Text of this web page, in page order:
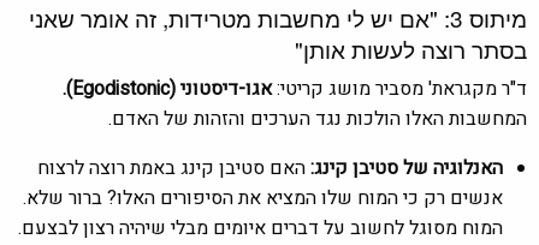
מיתוס 3: "אם יש לי מחשבות מטרידות, זה אומר שאני
בסתר רוצה לעשות אותן"
ד"ר מקגראת' מסביר מושג קריטי:אגו-דיסטוני (Egodistonic).
המחשבות האלו הולכות נגד הערכים והזהות של האדם.
האנלוגיה של סטיבן קינג:האם סטיבן קינג באמת רוצה לרצוח
אנשים רק כי המוח שלו המציא את הסיפורים האלו? ברור שלא.
המוח מסוגל לחשוב על דברים איומים מבלי שיהיה רצון לבצעם.